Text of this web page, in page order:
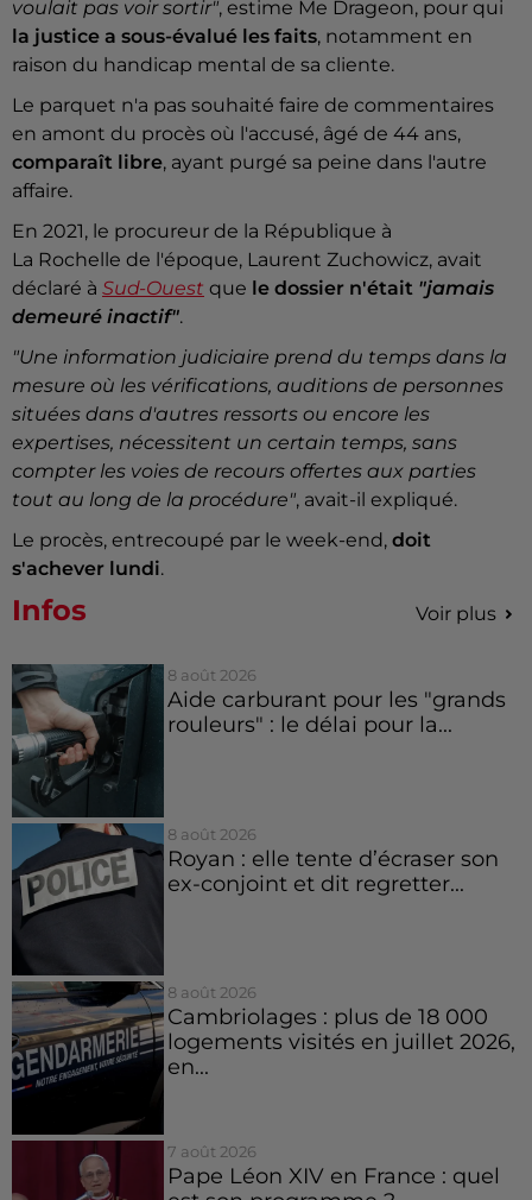
voulait pas voir sortir", estime Me Drageon, pour qui
la justice a sous-évalué les faits, notamment en
raison du handicap mental de sa cliente.
Le parquet n'a pas souhaité faire de commentaires
en amont du procès où l'accusé, âgé de 44 ans,
comparaît libre, ayant purgé sa peine dans l'autre
affaire.
En 2021, le procureur de la République à
La Rochelle de l'époque, Laurent Zuchowicz, avait
déclaré à Sud-Ouest que le dossier n'était "jamais
demeuré inactif".
"Une information judiciaire prend du temps dans la
mesure où les vérifications, auditions de personnes
situées dans d'autres ressorts ou encore les
expertises, nécessitent un certain temps, sans
compter les voies de recours offertes aux parties
tout au long de la procédure", avait-il expliqué.
Le procès, entrecoupé par le week-end, doit
s'achever lundi.
Infos Voir plus
8 août 2026
Aide carburant pour les "grands
rouleurs" : le délai pour la...
8 août 2026
Royan : elle tente d’écraser son
ex-conjoint et dit regretter...
8 août 2026
Cambriolages : plus de 18 000
logements visités en juillet 2026,
en...
7 août 2026
Pape Léon XIV en France : quel